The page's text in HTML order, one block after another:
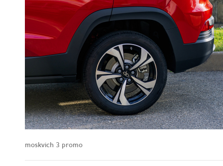
moskvich 3 promo